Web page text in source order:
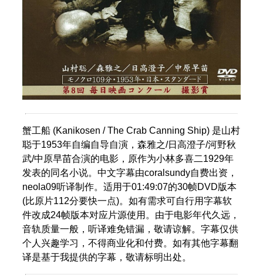
蟹工船 (Kanikosen / The Crab Canning Ship) 是山村
聪于1953年自编自导自演，森雅之/日高澄子/河野秋
武/中原早苗合演的电影，原作为小林多喜二1929年
发表的同名小说。中文字幕由coralsundy自费出资，
neola09听译制作。适用于01:49:07的30帧DVD版本
(比原片112分要快一点)。如有需求可自行用字幕软
件改成24帧版本对应片源使用。由于电影年代久远，
音轨质量一般，听译难免错漏，敬请谅解。字幕仅供
个人兴趣学习，不得商业化和付费。如有其他字幕翻
译是基于我提供的字幕，敬请标明出处。